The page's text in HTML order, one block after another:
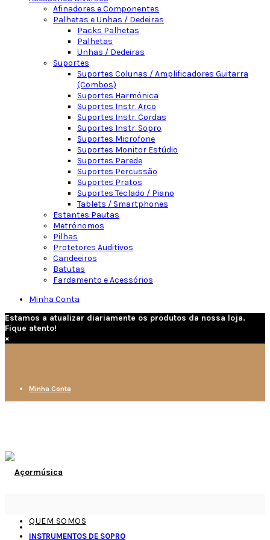
Afinadores e Componentes
Palhetas e Unhas / Dedeiras
Packs Palhetas
Palhetas
Unhas / Dedeiras
Suportes
Suportes Colunas / Amplificadores Guitarra
(Combos)
Suportes Harmónica
Suportes Instr. Arco
Suportes Instr. Cordas
Suportes Instr. Sopro
Suportes Microfone
Suportes Monitor Estúdio
Suportes Parede
Suportes Percussão
Suportes Pratos
Suportes Teclado / Piano
Tablets / Smartphones
Estantes Pautas
Metrónomos
Pilhas
Protetores Auditivos
Candeeiros
Batutas
Fardamento e Acessórios
Minha Conta
Estamos a atualizar diariamente os produtos da nossa loja.
Fique atento!
×
Minha Conta
QUEM SOMOS
INSTRUMENTOS DE SOPRO